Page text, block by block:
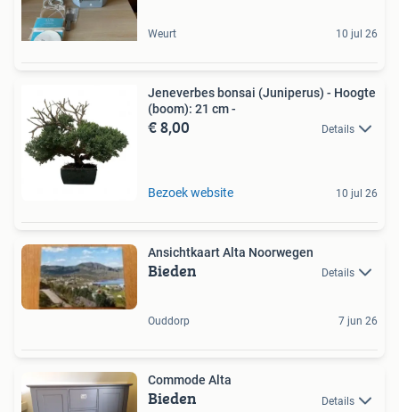
Weurt 10 jul 26
Jeneverbes bonsai (Juniperus) - Hoogte
(boom): 21 cm -
€ 8,00 Details
Bezoek website 10 jul 26
Ansichtkaart Alta Noorwegen
Bieden Details
Ouddorp 7 jun 26
Commode Alta
Bieden Details